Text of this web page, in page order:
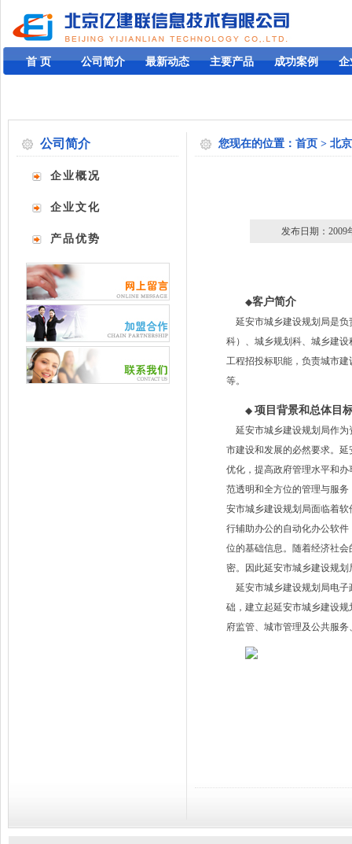
首 页 公司简介 最新动态 主要产品 成功案例 企
公司简介
企业概况
企业文化
产品优势
您现在的位置： 首页 > 北
发布日期：2009
◆客户简介
延安市城乡建设规划局是负
科）、城乡规划科、城乡建
工程招投标职能，负责城市
等。
◆ 项目背景和总体目
延安市城乡建设规划局作为
市建设和发展的必然要求。
优化，提高政府管理水平和
范透明和全方位的管理与服
安市城乡建设规划局面临着
行辅助办公的自动化办公软
位的基础信息。随着经济社
密。因此延安市城乡建设规
延安市城乡建设规划局电子
础，建立起延安市城乡建设
府监管、城市管理及公共服